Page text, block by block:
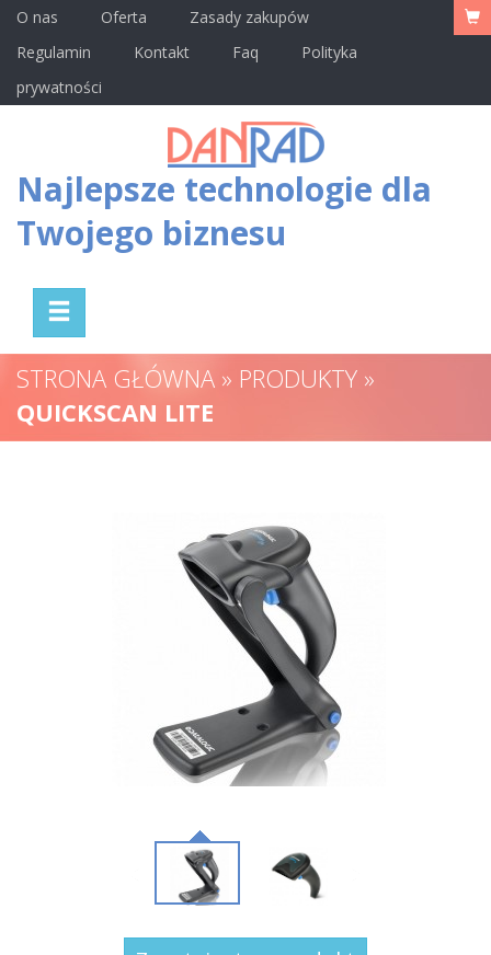
O nas Oferta
Zasady zakupów
Regulamin
Kontakt Faq
Polityka
prywatności
Najlepsze technologie dla
Twojego biznesu
STRONA GŁÓWNA » PRODUKTY »
QUICKSCAN LITE